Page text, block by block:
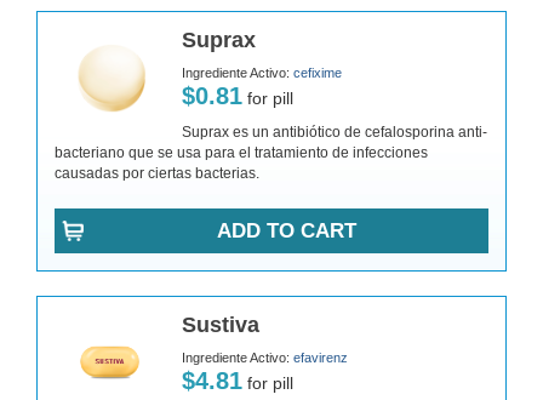
Suprax
Ingrediente Activo: cefixime
$0.81 for pill
Suprax es un antibiótico de cefalosporina anti-
bacteriano que se usa para el tratamiento de infecciones
causadas por ciertas bacterias.
ADD TO CART
Sustiva
Ingrediente Activo: efavirenz
$4.81 for pill